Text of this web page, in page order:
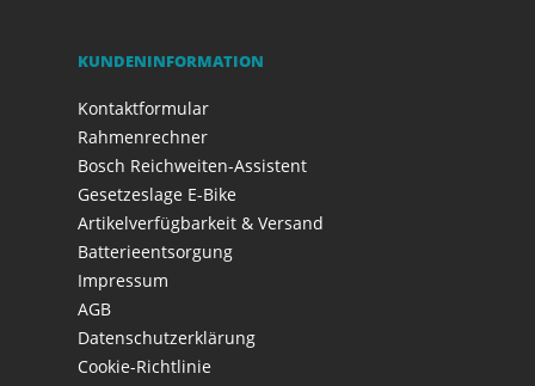
KUNDENINFORMATION
Kontaktformular
Rahmenrechner
Bosch Reichweiten-Assistent
Gesetzeslage E-Bike
Artikelverfügbarkeit & Versand
Batterieentsorgung
Impressum
AGB
Datenschutzerklärung
Cookie-Richtlinie